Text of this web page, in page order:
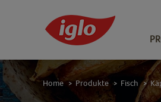
Home > Produkte > Fisch >